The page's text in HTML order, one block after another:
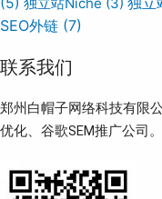
SEO外链 (7)
联系我们
郑州白帽子网络科技有限
优化、谷歌SEM推广公司。